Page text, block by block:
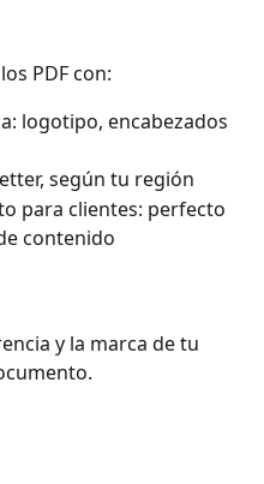
PDF con:
logotipo, encabezados
según tu región
para clientes: perfecto
contenido
y la marca de tu